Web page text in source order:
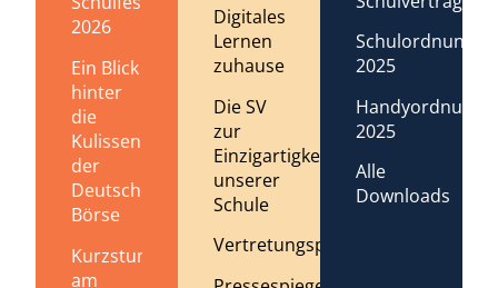
2026
Ein Blick
hinter
die
Kulissen
der
Deutschen
Börse
Kurzstundenregelung
am
Digitales
Lernen
zuhause
Die SV
zur
Einzigartigkeit
unserer
Schule
Vertretungsplan
Schulordnung
2025
Handyordnung
2025
Alle
Downloads